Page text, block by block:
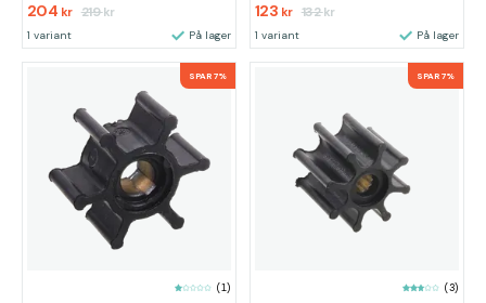
204 kr 219kr
1 variant På lager
123 kr 132kr
1 variant På lager
SPAR 7%
(1)
SPAR 7%
(3)